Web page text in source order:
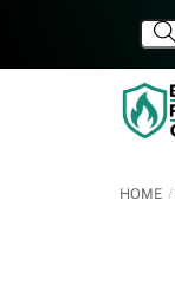
content
HOME